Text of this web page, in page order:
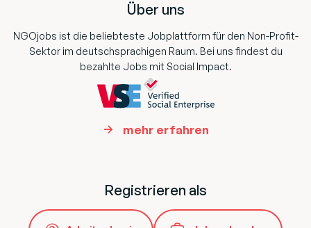
Über uns
NGOjobs ist die beliebteste Jobplattform für den Non-Profit-
Sektor im deutschsprachigen Raum. Bei uns findest du
bezahlte Jobs mit Social Impact.
mehr erfahren
Registrieren als